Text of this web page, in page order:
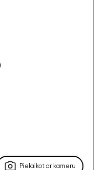
Pielaikot ar kameru